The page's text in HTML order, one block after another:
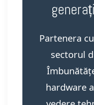
Partenera
sectorul
hardware